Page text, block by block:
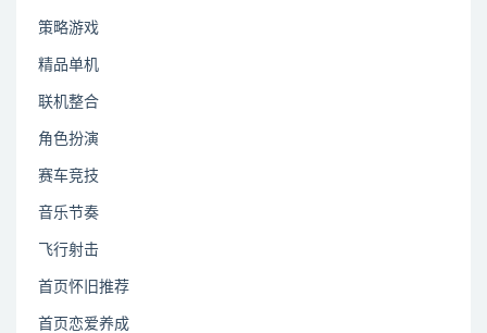
策略游戏
精品单机
联机整合
角色扮演
赛车竞技
音乐节奏
飞行射击
首页怀旧推荐
首页恋爱养成